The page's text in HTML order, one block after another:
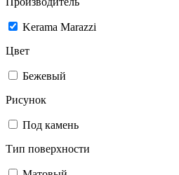
Kerama Marazzi
Цвет
Бежевый
Рисунок
Под камень
Тип поверхности